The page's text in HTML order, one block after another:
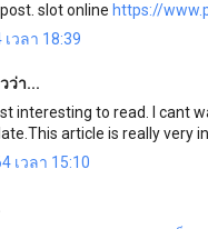
slot online https://
วลา 18:39
ว่า...
interesting to read. I cant
article is really very
เวลา 15:10